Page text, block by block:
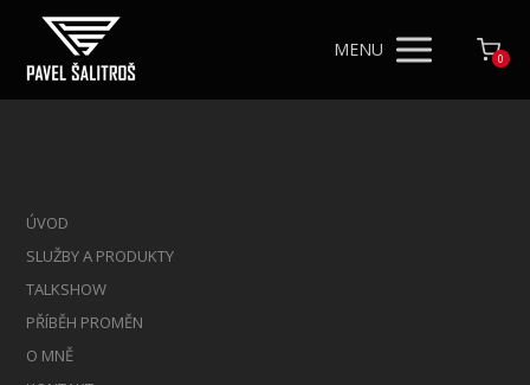
MENU 0
ÚVOD
SLUŽBY A PRODUKTY
TALKSHOW
PŘÍBĚH PROMĚN
O MNĚ